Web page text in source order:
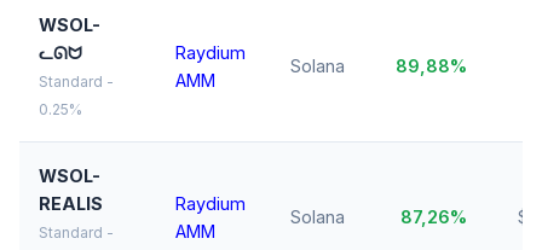
WSOL-
ᓚᘏᗢ
Standard -
0.25%
Raydium
AMM
Solana 89,88%
WSOL-
REALIS
Standard -
Raydium
AMM
Solana 87,26%